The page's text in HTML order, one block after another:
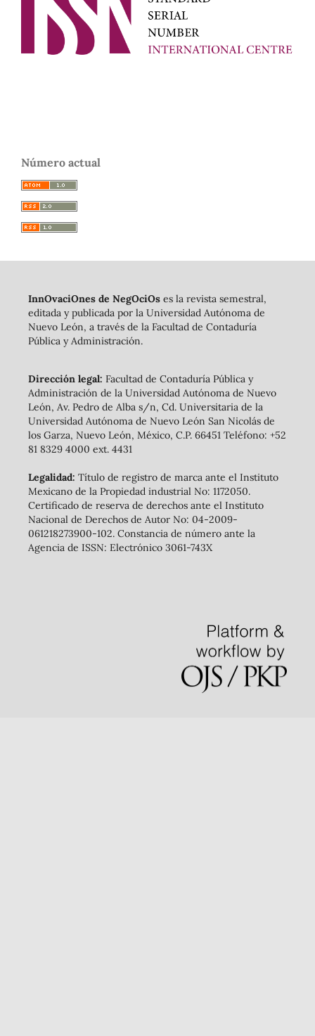
Número actual
InnOvaciOnes de NegOciOses la revista semestral,
editada y publicada por la Universidad Autónoma de
Nuevo León, a través de la Facultad de Contaduría
Pública y Administración.
Dirección legal: Facultad de Contaduría Pública y
Administración de la Universidad Autónoma de Nuevo
León, Av. Pedro de Alba s/n, Cd. Universitaria de la
Universidad Autónoma de Nuevo León San Nicolás de
los Garza, Nuevo León, México, C.P. 66451 Teléfono: +52
81 8329 4000 ext. 4431
Legalidad: Título de registro de marca ante el Instituto
Mexicano de la Propiedad industrial No: 1172050.
Certificado de reserva de derechos ante el Instituto
Nacional de Derechos de Autor No: 04-2009-
061218273900-102. Constancia de número ante la
Agencia de ISSN: Electrónico 3061-743X